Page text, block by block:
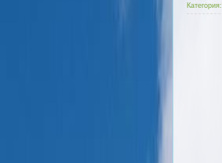
Категория: